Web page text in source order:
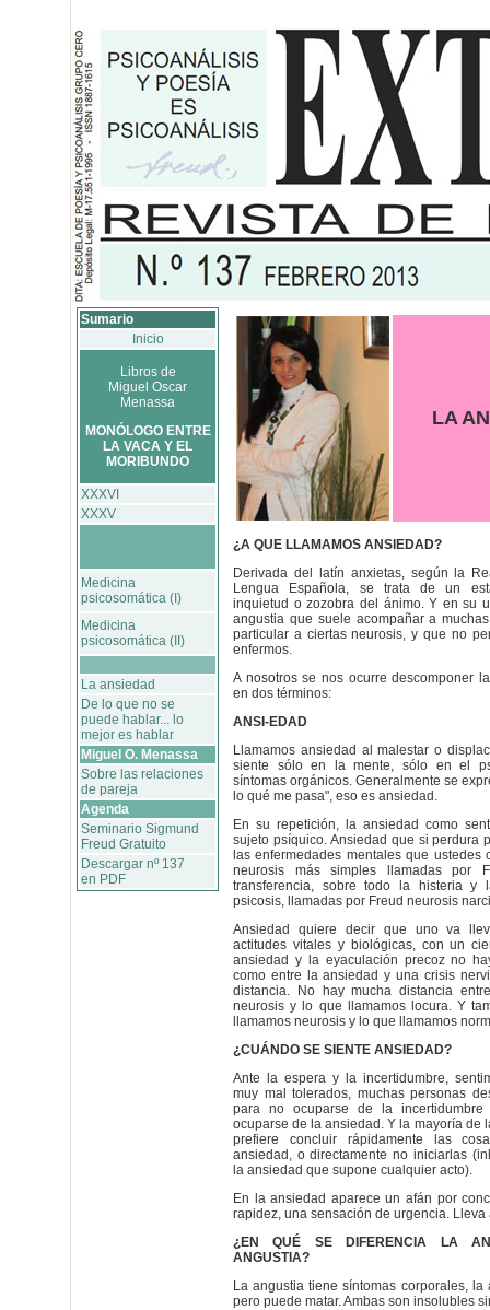
Sumario
Inicio
Libros de
Miguel Oscar
Menassa
MONÓLOGO ENTRE
LA VACA Y EL
MORIBUNDO
XXXVI
XXXV
Medicina
psicosomática (I)
Medicina
psicosomática (II)
La ansiedad
De lo que no se
puede hablar... lo
mejor es hablar
Miguel O. Menassa
Sobre las relaciones
de pareja
Agenda
Seminario Sigmund
Freud Gratuito
Descargar nº 137
en PDF
LA
¿A QUE LLAMAMOS ANSIEDAD?
Derivada del latín anxietas, según la
Lengua Española, se trata de un
inquietud o zozobra del ánimo. Y en su
angustia que suele acompañar a
particular a ciertas neurosis, y que no
enfermos.
A nosotros se nos ocurre descomponer
en dos términos:
ANSI-EDAD
Llamamos ansiedad al malestar o
siente sólo en la mente, sólo en el
síntomas orgánicos. Generalmente se
lo qué me pasa", eso es ansiedad.
En su repetición, la ansiedad como
sujeto psíquico. Ansiedad que si perdura
las enfermedades mentales que ustedes
neurosis más simples llamadas por
transferencia, sobre todo la histeria y
psicosis, llamadas por Freud neurosis
Ansiedad quiere decir que uno va
actitudes vitales y biológicas, con un
ansiedad y la eyaculación precoz no
como entre la ansiedad y una crisis
distancia. No hay mucha distancia
neurosis y lo que llamamos locura. Y
llamamos neurosis y lo que llamamos
¿CUÁNDO SE SIENTE ANSIEDAD?
Ante la espera y la incertidumbre,
muy mal tolerados, muchas personas
para no ocuparse de la
ocuparse de la ansiedad. Y la mayoría de
prefiere concluir rápidamente las
ansiedad, o directamente no iniciarlas
la ansiedad que supone cualquier acto).
En la ansiedad aparece un afán por
rapidez, una sensación de urgencia. Lleva
¿EN QUÉ SE DIFERENCIA LA
ANGUSTIA?
La angustia tiene síntomas corporales, la
pero puede matar. Ambas son insolubles